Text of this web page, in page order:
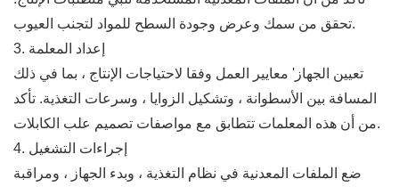
تحقق من سمك وعرض وجودة السطح للمواد لتجنب العيوب.
3. إعداد المعلمة
تعيين الجهاز' معايير العمل وفقا لاحتياجات الإنتاج ، بما في ذلك
المسافة بين الأسطوانة ، وتشكيل الزوايا ، وسرعات التغذية. تأكد
من أن هذه المعلمات تتطابق مع مواصفات تصميم علب الكابلات.
4. إجراءات التشغيل
ضع الملفات المعدنية في نظام التغذية ، وبدء الجهاز ، ومراقبة